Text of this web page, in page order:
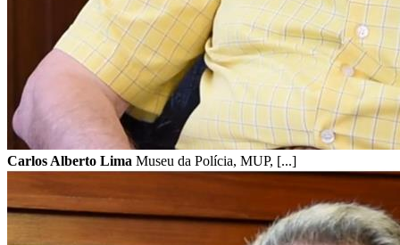
Carlos Alberto Lima Museu da Polícia, MUP, [...]